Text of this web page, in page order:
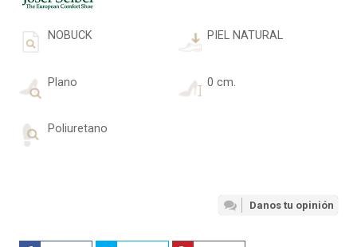
NOBUCK PIEL NATURAL
Plano 0 cm.
Poliuretano
Danos tu opinión